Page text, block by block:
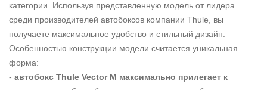
категории. Используя представленную модель от лидера
среди производителей автобоксов компании Thule, вы
получаете максимальное удобство и стильный дизайн.
Особенностью конструкции модели считается уникальная
форма:
- автобокс Thule Vector M максимально прилегает к